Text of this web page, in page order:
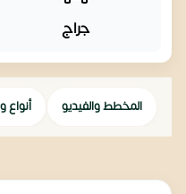
جراج
المخطط والفيديو